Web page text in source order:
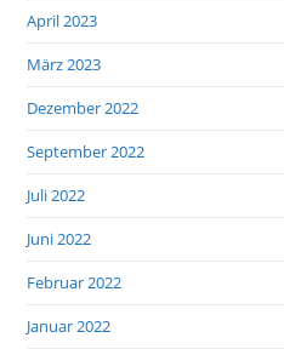
April 2023
März 2023
Dezember 2022
September 2022
Juli 2022
Juni 2022
Februar 2022
Januar 2022